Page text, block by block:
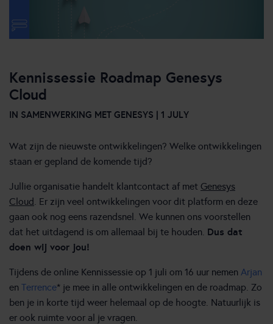
Kennissessie Roadmap Genesys
Cloud
IN SAMENWERKING MET GENESYS | 1 JULY
Wat zijn de nieuwste ontwikkelingen? Welke ontwikkelingen
staan er gepland de komende tijd?
Jullie organisatie handelt klantcontact af met Genesys
Cloud . Er zijn veel ontwikkelingen voor dit platform en deze
gaan ook nog eens razendsnel. We kunnen ons voorstellen
dat het uitdagend is om allemaal bij te houden. Dus dat
doen wij voor jou!
Tijdens de online Kennissessie op 1 juli om 16 uur nemen Arjan
en Terrence* je mee in alle ontwikkelingen en de roadmap. Zo
ben je in korte tijd weer helemaal op de hoogte. Natuurlijk is
er ook ruimte voor al je vragen.